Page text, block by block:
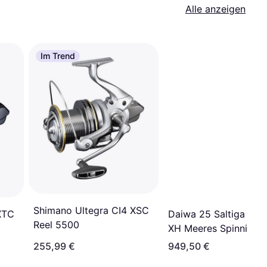
Alle anzeigen
Im Trend
Shimano Ultegra CI4 XSC
Reel 5500
255,99 €
Daiwa 25 Saltiga
XH Meeres Spinning
Angelrolle
949,50 €